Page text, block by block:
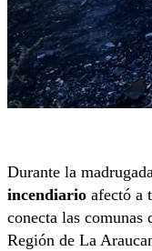
Durante la
incendiario afectó a
conecta las comunas
Región de La